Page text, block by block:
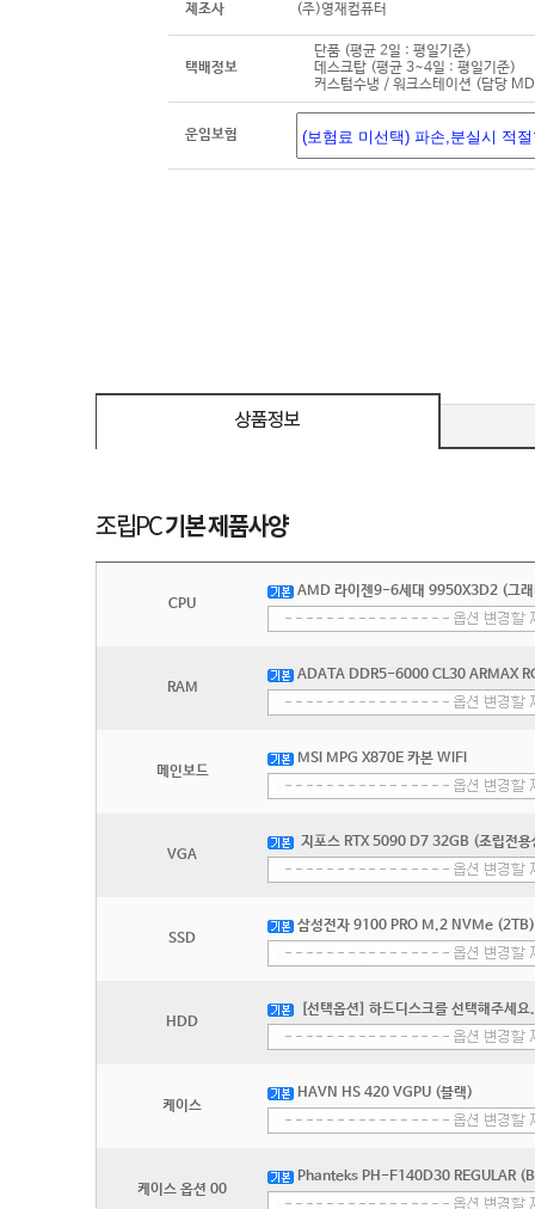
제조사 (주)영재컴퓨터
택배정보
단품 (평균 2일 : 평일기준)
데스크탑 (평균 3~4일 : 평일기준)
커스텀수냉 / 워크스테이션 (담당
운임보험
CPU
AMD 라이젠9-6세대 9950X3D2 (그
RAM
ADATA DDR5-6000 CL30 ARMAX
메인보드
MSI MPG X870E 카본 WIFI
VGA
지포스 RTX 5090 D7 32GB (조립전용
SSD
삼성전자 9100 PRO M.2 NVMe (2TB)
HDD
[선택옵션] 하드디스크를 선택해주세요.
케이스
HAVN HS 420 VGPU (블랙)
케이스 옵션 00
Phanteks PH-F140D30 REGULAR